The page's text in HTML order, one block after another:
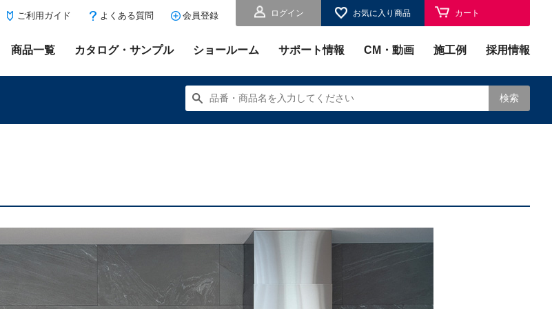
ログイン お気に入り商品 カート
ご利用ガイド よくある質問 会員登録
商品一覧 カタログ・サンプル ショールーム サポート情報 CM・動画 施工例 採用情報
検索